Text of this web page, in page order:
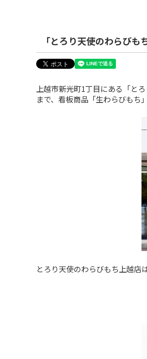
「とろり天使のわらび
上越市新光町1丁目にある「と
まで、看板商品「生わらびもち
とろり天使のわらびもち上越店